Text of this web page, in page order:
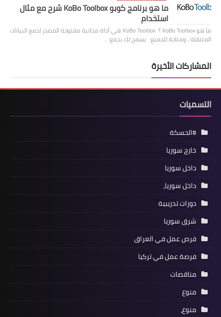
ما هو برنامج كوبو KoBo Toolbox شرح مع مثال
استخدام
ما هو KoBo Toolbox ؟ KoBo Toolbox هي أداة مجانية مفتوحة المصدر لجمع البيانات
المتنقلة ، ومتاحة للجميع. يسمح لك بجمع …
المشاركات الأخيرة
التسميات
#الحسكة
خارج سوريا
داخل سوريا
داخل سوريا،
دورات تدريبية
شرق سوريا
فرص عمل في العراق
فرصة عمل في تركيا
مناقصات
منوع
منوع،